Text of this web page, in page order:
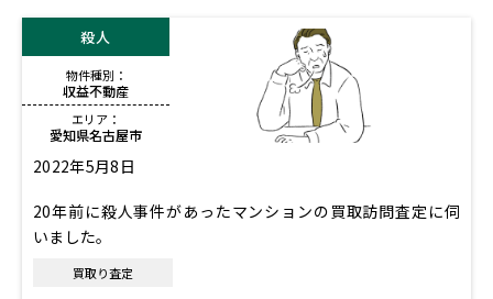
殺人
物件種別：
収益不動産
エリア：
愛知県名古屋市
2022年5月8日
20年前に殺人事件があったマンションの買取訪問査定に伺
いました。
買取り査定